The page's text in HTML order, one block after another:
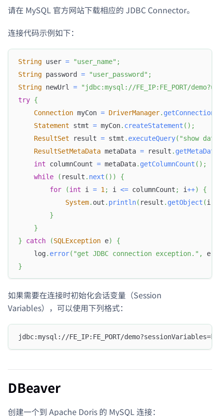
请在 MySQL 官方网站下载相应的 JDBC Connector。
连接代码示例如下：
String user = "user_name" ;
String password = "user_password" ;
String newUrl =
"jdbc:mysql://FE_IP:FE_PORT/
try {
Connection myCon = DriverManager. getConnection
Statement stmt = myCon. createStatement ( ) ;
ResultSet result = stmt . executeQuery( "show
ResultSetMetaData metaData = result . getMetaData
int columnCount = metaData. getColumnCount ( ) ;
while
( result . next ( ) )
{
for
(int i = 1 ; i <= columnCount ; i++)
{
System. out . println( result . getObject (i
}
}
}
catch (SQLException e)
{
    log
. error( "get JDBC connection exception." , e
}
如果需要在连接时初始化会话变量（Session
Variables），可以使用下列格式：
jdbc:mysql://FE_IP:FE_PORT/
DBeaver
创建一个到 Apache Doris 的 MySQL 连接：